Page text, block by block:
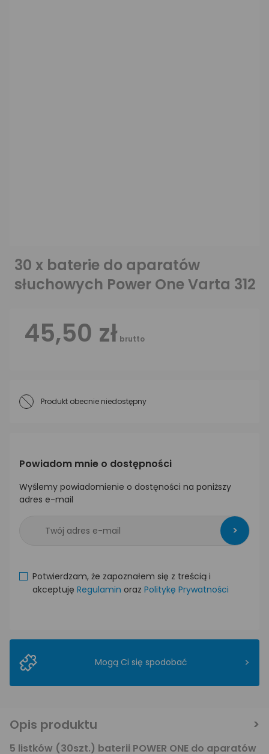
30 x baterie do aparatów
słuchowych Power One Varta 312
45,50 zł brutto
Produkt obecnie niedostępny
Powiadom mnie o dostępności
Wyślemy powiadomienie o dostęności na poniższy
adres e-mail
>
Potwierdzam, że zapoznałem się z treścią i
akceptuję Regulamin oraz Politykę Prywatności
Mogą Ci się spodobać >
Opis produktu
5 listków (30szt.) baterii POWER ONE do aparatów